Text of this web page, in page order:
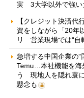
実 3大学以外で強い
【クレジット決済代
資をしながら「20年
リ 営業現場では“自
急増する中国企業の“
Temu…本社機能を海
う 現地人を隠れ蓑
懸念も